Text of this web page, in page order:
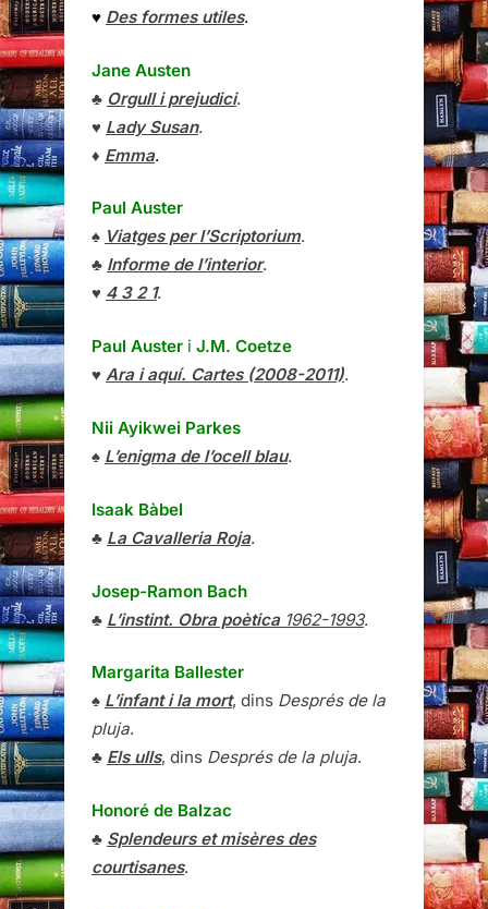
♥ Des formes utiles.
Jane Austen
♣ Orgull i prejudici.
♥ Lady Susan.
♦ Emma.
Paul Auster
♠ Viatges per l’Scriptorium.
♣ Informe de l’interior.
♥ 4 3 2 1.
Paul Auster i J.M. Coetze
♥ Ara i aquí. Cartes (2008-2011).
Nii Ayikwei Parkes
♠ L’enigma de l’ocell blau.
Isaak Bàbel
♣ La Cavalleria Roja.
Josep-Ramon Bach
♣ L’instint. Obra poètica1962-1993.
Margarita Ballester
♠ L’infant i la mort, dins Després de la
pluja.
♣ Els ulls, dins Després de la pluja.
Honoré de Balzac
♣ Splendeurs et misères des
courtisanes.